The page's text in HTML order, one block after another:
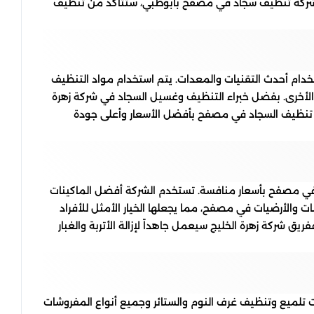
شركة تنظيف سجاد في مصفح بابوظبي، ستتأكد من تنظيف
أحدث التقنيات والمعدات. يتم استخدام مواد التنظيف
الأخرى. بفضل خبراء التنظيف وغسيل السجاد في شركة زهرة
تنظيف السجاد في مصفح بأفضل الأسعار وأعلى جودة
في مصفح بأسعار منافسة. تستخدم الشركة أفضل الماكينات
والأرضيات في مصفح، مما يجعلها الخيار الأمثل للأفراد
زهرة الخليج سيعمل جاهداً لإزالة الأتربة والغبار
وتنظيف غرف النوم والستائر وجميع أنواع المفروشات